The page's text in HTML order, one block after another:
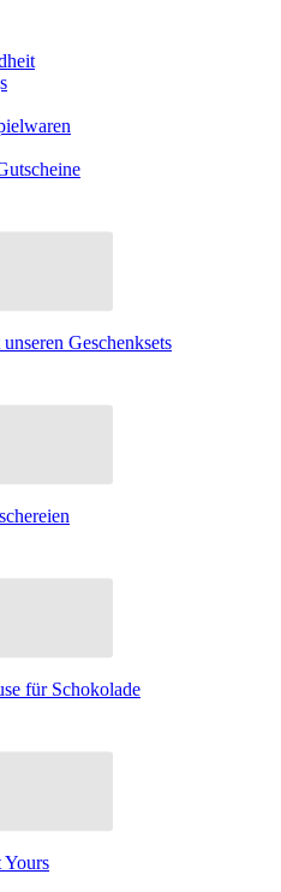
Geschenksets
für Schokolade
Yours